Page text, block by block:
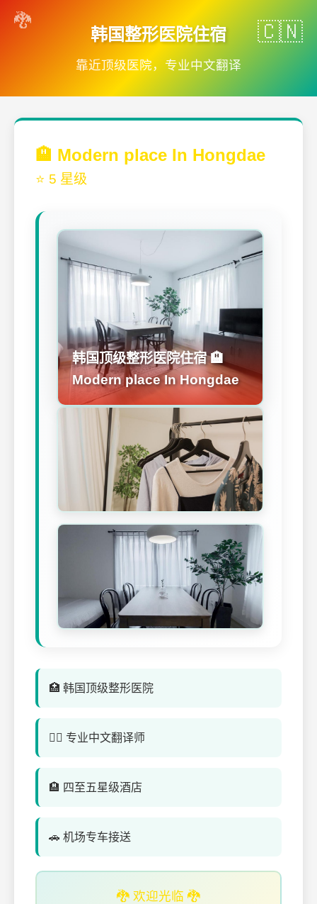
韩国整形医院住宿
靠近顶级医院，专业中文翻译
🏨 Modern place In Hongdae
⭐ 5 星级
韩国顶级整形医院住宿 🏨
Modern place In Hongdae
🏥 韩国顶级整形医院
👨‍⚕️ 专业中文翻译师
🏨 四至五星级酒店
🚗 机场专车接送
🐉 欢迎光临 🐉